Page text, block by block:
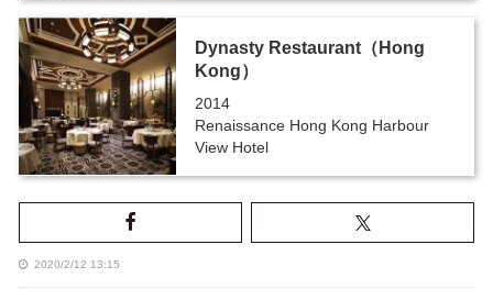
Dynasty Restaurant（Hong
Kong）
2014
Renaissance Hong Kong Harbour
View Hotel
2020/2/12 13:15